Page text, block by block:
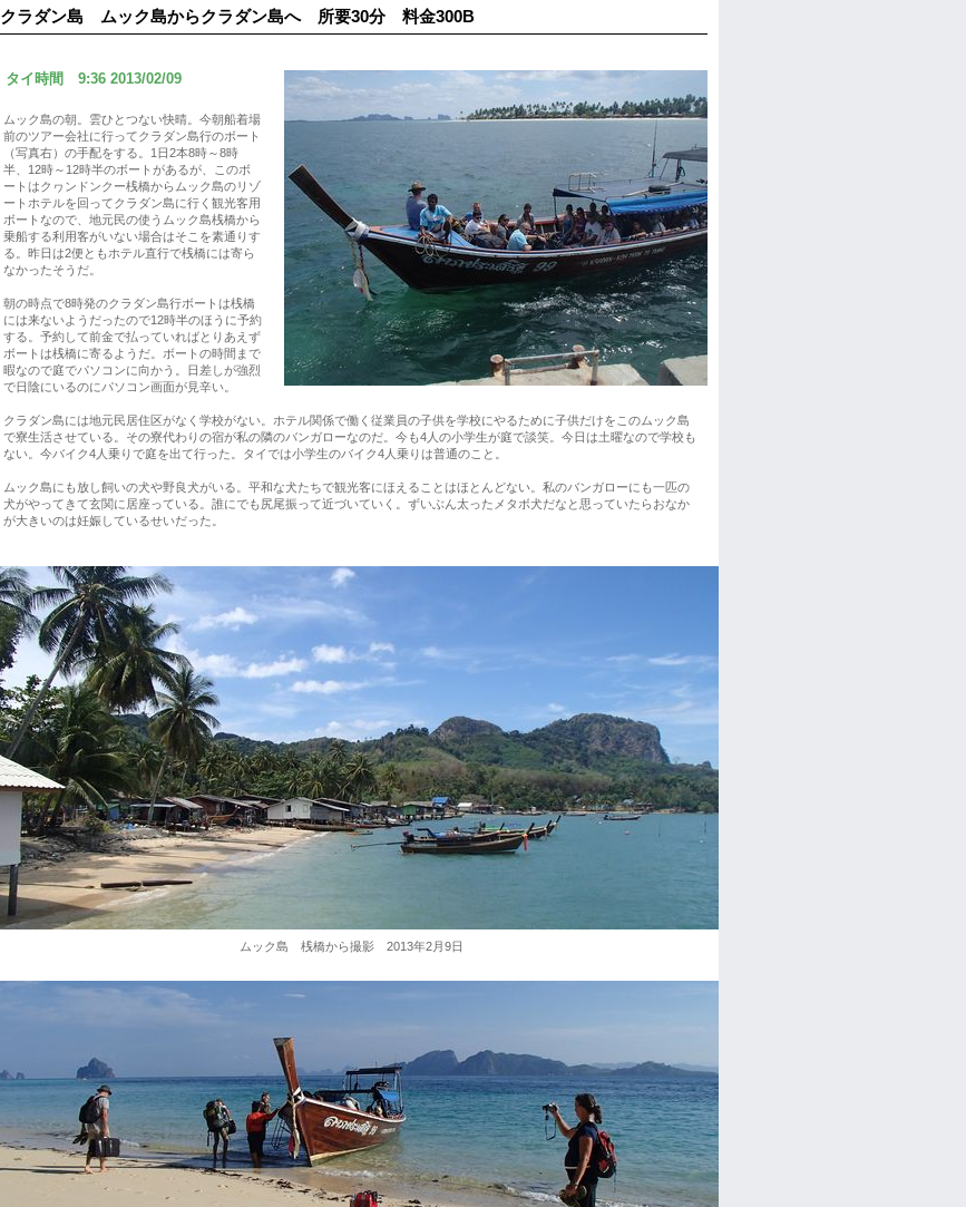
クラダン島 ムック島からクラダン島へ 所要30分 料金300B
タイ時間 9:36 2013/02/09
ムック島の朝。雲ひとつない快晴。今朝船着場
前のツアー会社に行ってクラダン島行のボート
（写真右）の手配をする。1日2本8時～8時
半、12時～12時半のボートがあるが、このボ
ートはクヮンドンクー桟橋からムック島のリゾ
ートホテルを回ってクラダン島に行く観光客用
ボートなので、地元民の使うムック島桟橋から
乗船する利用客がいない場合はそこを素通りす
る。昨日は2便ともホテル直行で桟橋には寄ら
なかったそうだ。
朝の時点で8時発のクラダン島行ボートは桟橋
には来ないようだったので12時半のほうに予約
する。予約して前金で払っていればとりあえず
ボートは桟橋に寄るようだ。ボートの時間まで
暇なので庭でパソコンに向かう。日差しが強烈
で日陰にいるのにパソコン画面が見辛い。
クラダン島には地元民居住区がなく学校がない。ホテル関係で働く従業員の子供を学校にやるために子供だけをこのムック島
で寮生活させている。その寮代わりの宿が私の隣のバンガローなのだ。今も4人の小学生が庭で談笑。今日は土曜なので学校も
ない。今バイク4人乗りで庭を出て行った。タイでは小学生のバイク4人乗りは普通のこと。
ムック島にも放し飼いの犬や野良犬がいる。平和な犬たちで観光客にほえることはほとんどない。私のバンガローにも一匹の
犬がやってきて玄関に居座っている。誰にでも尻尾振って近づいていく。ずいぶん太ったメタボ犬だなと思っていたらおなか
が大きいのは妊娠しているせいだった。
ムック島 桟橋から撮影 2013年2月9日